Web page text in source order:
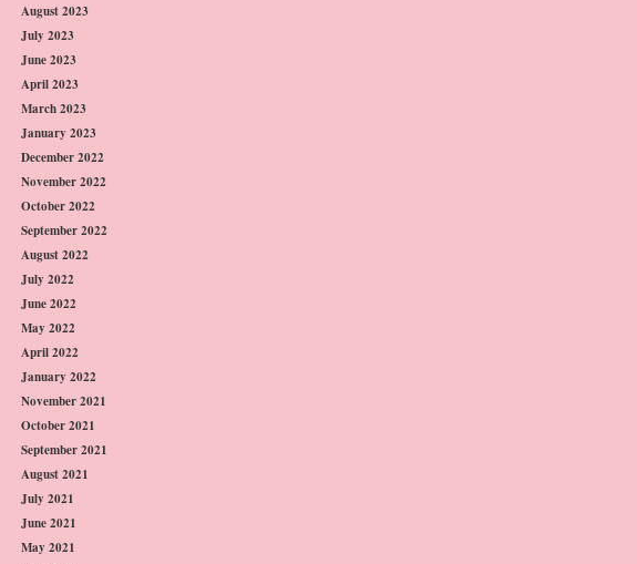
August 2023
July 2023
June 2023
April 2023
March 2023
January 2023
December 2022
November 2022
October 2022
September 2022
August 2022
July 2022
June 2022
May 2022
April 2022
January 2022
November 2021
October 2021
September 2021
August 2021
July 2021
June 2021
May 2021